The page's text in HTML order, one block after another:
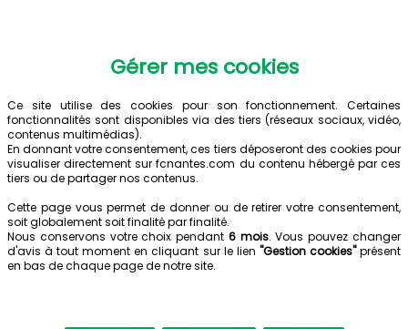
Gérer mes cookies
Ce site utilise des cookies pour son fonctionnement. Certaines
fonctionnalités sont disponibles via des tiers (réseaux sociaux, vidéo,
contenus multimédias).
En donnant votre consentement, ces tiers déposeront des cookies pour
visualiser directement sur fcnantes.com du contenu hébergé par ces
tiers ou de partager nos contenus.
Cette page vous permet de donner ou de retirer votre consentement,
soit globalement soit finalité par finalité.
Nous conservons votre choix pendant 6 mois. Vous pouvez changer
d'avis à tout moment en cliquant sur le lien "Gestion cookies"présent
en bas de chaque page de notre site.